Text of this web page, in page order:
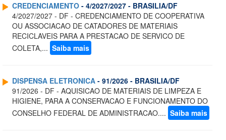
CREDENCIAMENTO - 4/2027/2027 - BRASILIA/DF
4/2027/2027 - DF - CREDENCIAMENTO DE COOPERATIVA
OU ASSOCIACAO DE CATADORES DE MATERIAIS
RECICLAVEIS PARA A PRESTACAO DE SERVICO DE
COLETA,... Saiba mais
DISPENSA ELETRONICA - 91/2026 - BRASILIA/DF
91/2026 - DF - AQUISICAO DE MATERIAIS DE LIMPEZA E
HIGIENE, PARA A CONSERVACAO E FUNCIONAMENTO DO
CONSELHO FEDERAL DE ADMINISTRACAO.... Saiba mais